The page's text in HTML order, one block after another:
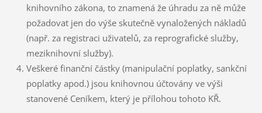
knihovního zákona, to znamená že úhradu za ně může
požadovat jen do výše skutečně vynaložených nákladů
(např. za registraci uživatelů, za reprografické služby,
meziknihovní služby).
Veškeré finanční částky (manipulační poplatky, sankční
poplatky apod.) jsou knihovnou účtovány ve výši
stanovené Ceníkem, který je přílohou tohoto KŘ.